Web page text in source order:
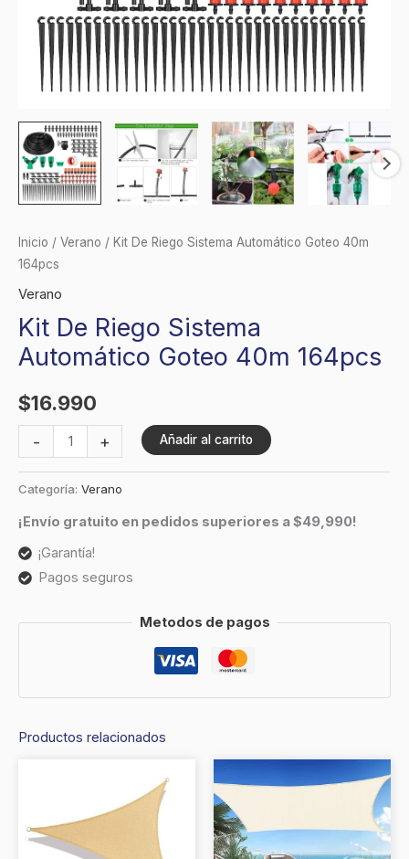
Inicio / Verano / Kit De Riego Sistema Automático Goteo 40m
164pcs
Verano
Kit De Riego Sistema
Automático Goteo 40m 164pcs
$16.990
- + Añadir al carrito
Categoría: Verano
¡Envío gratuito en pedidos superiores a $49,990!
¡Garantía!
Pagos seguros
Metodos de pagos
Productos relacionados
Este
tiene